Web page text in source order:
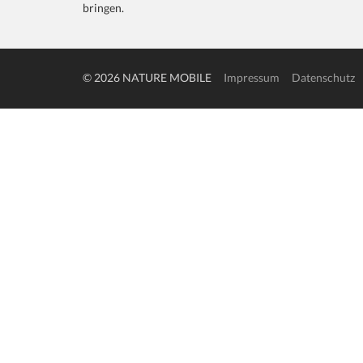
bringen.
© 2026 NATURE MOBILE Impressum Datenschutz